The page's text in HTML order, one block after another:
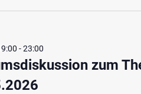
zum
-23:00